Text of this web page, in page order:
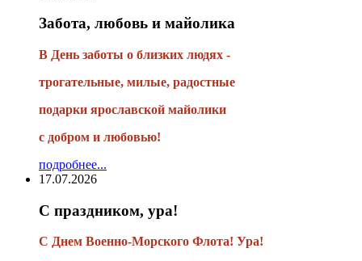
Забота, любовь и майолика
В День заботы о близких людях -
трогательные, милые, радостные
подарки ярославской майолики
с добром и любовью!
подробнее...
17.07.2026
С праздником, ура!
С Днем Военно-Морского Флота! Ура!